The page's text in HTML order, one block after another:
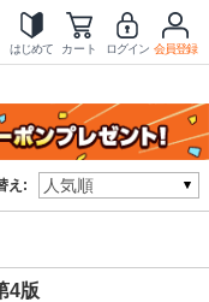
はじめて カート ログイン 会員登録
え:
4版